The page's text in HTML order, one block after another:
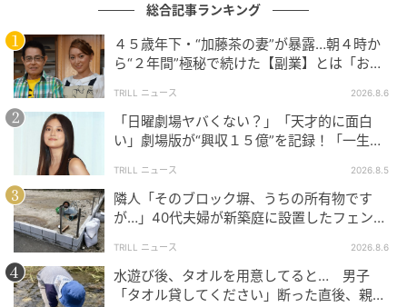
総合記事ランキング
４５歳年下・“加藤茶の妻”が暴露…朝４時か
ら“２年間”極秘で続けた【副業】とは「お金
TRILL ニュース 2026.8.6
「日曜劇場ヤバくない？」「天才的に面白
い」劇場版が“興収１５億”を記録！「一生言
TRILL ニュース 2026.8.5
隣人「そのブロック塀、うちの所有物です
が…」40代夫婦が新築庭に設置したフェン
TRILL ニュース 2026.8.6
水遊び後、タオルを用意してると… 男子
「タオル貸してください」断った直後、親が